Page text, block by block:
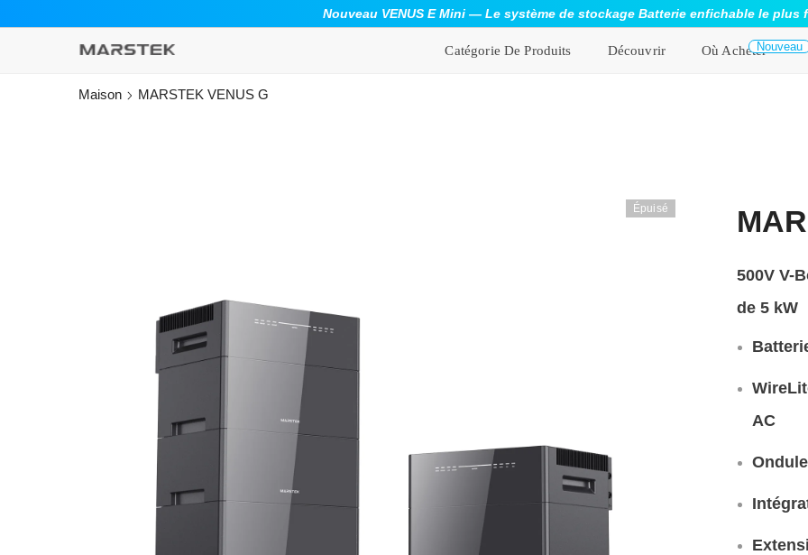
Nouveau VENUS E Mini — Le système de stockage Batterie enfichable le plus
Catégorie De Produits Découvrir Où AcheterNouveau
Maison MARSTEK VENUS G
Épuisé
500V V-
de 5 kW
AC